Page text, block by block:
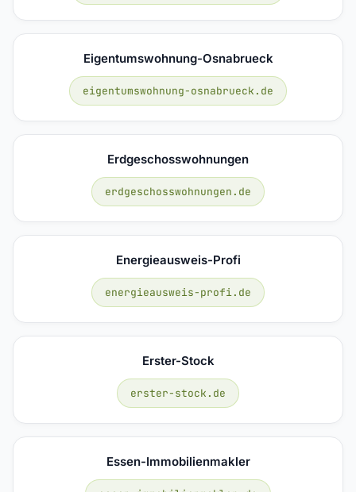
Eigentumswohnung-Osnabrueck
eigentumswohnung-osnabrueck.de
Erdgeschosswohnungen
erdgeschosswohnungen.de
Energieausweis-Profi
energieausweis-profi.de
Erster-Stock
erster-stock.de
Essen-Immobilienmakler